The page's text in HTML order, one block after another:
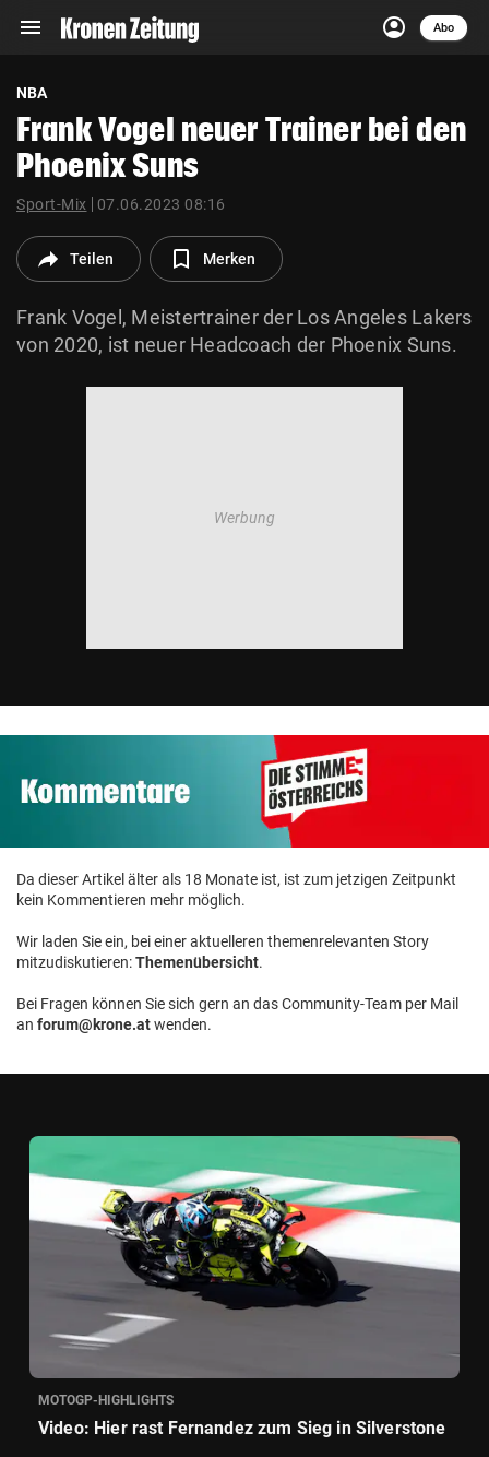
menu Navigation
account_circle
Anmelden
Abo
Schließen
Abonnieren
account_circle Anmelden
pin_drop
Wien
© Krone Multimedia GmbH & Co KG 2026
NBA
Frank Vogel neuer Trainer bei den
Phoenix Suns
Sport-Mix 07.06.2023 08:16
Teilen Merken
Frank Vogel, Meistertrainer der Los Angeles Lakers
von 2020, ist neuer Headcoach der Phoenix Suns.
Da dieser Artikel älter als 18 Monate ist, ist zum jetzigen Zeitpunkt
kein Kommentieren mehr möglich.
Wir laden Sie ein, bei einer aktuelleren themenrelevanten Story
mitzudiskutieren:Themenübersicht.
Bei Fragen können Sie sich gern an das Community-Team per Mail
an forum@krone.atwenden.
MOTOGP-HIGHLIGHTS
Video: Hier rast Fernandez zum Sieg in Silverstone